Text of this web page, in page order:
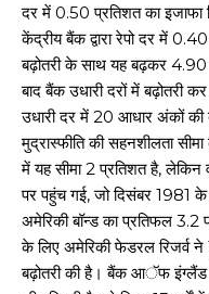
दर में 0.50 प्रतिशत का
केंद्रीय बैंक द्वारा रेपो दर में
बढ़ोतरी के साथ यह बढ़कर 4.90
बाद बैंक उधारी दरों में बढ़ोतरी
उधारी दर में 20 आधार अंकों की
मुद्रास्फीति की सहनशीलता
में यह सीमा 2 प्रतिशत है, लेकिन
पर पहुंच गई, जो दिसंबर 1981
अमेरिकी बॉन्ड का प्रतिफल 3.2
के लिए अमेरिकी फेडरल रिजर्व
बढ़ोतरी की है। बैंक आॅफ इंग्लैंड